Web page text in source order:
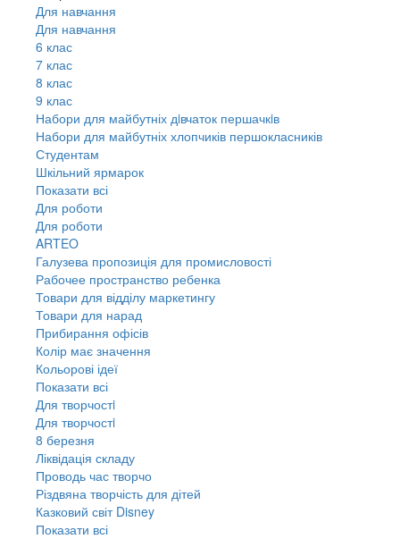
Для навчання
Для навчання
6 клас
7 клас
8 клас
9 клас
Набори для майбутніх дiвчаток першачкiв
Набори для майбутніх хлопчиків першокласників
Студентам
Шкільний ярмарок
Показати всі
Для роботи
Для роботи
ARTEO
Галузева пропозиція для промисловості
Рабочее пространство ребенка
Товари для відділу маркетингу
Товари для нарад
Прибирання офісів
Колір має значення
Кольорові ідеї
Показати всі
Для творчостi
Для творчостi
8 березня
Ліквідація складу
Проводь час творчо
Різдвяна творчість для дітей
Казковий світ Disney
Показати всі